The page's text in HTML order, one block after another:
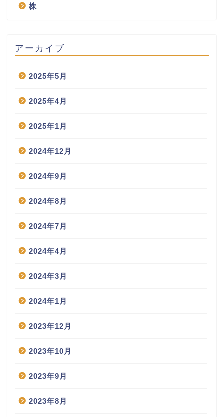
株
アーカイブ
2025年5月
2025年4月
2025年1月
2024年12月
2024年9月
2024年8月
2024年7月
2024年4月
2024年3月
2024年1月
2023年12月
2023年10月
2023年9月
2023年8月